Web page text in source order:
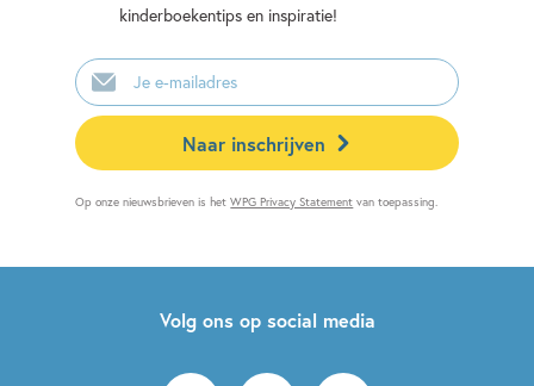
kinderboekentips en inspiratie!
E-
mailadres
Naar inschrijven
Op onze nieuwsbrieven is hetWPG Privacy Statement van toepassing.
Volg ons op social media